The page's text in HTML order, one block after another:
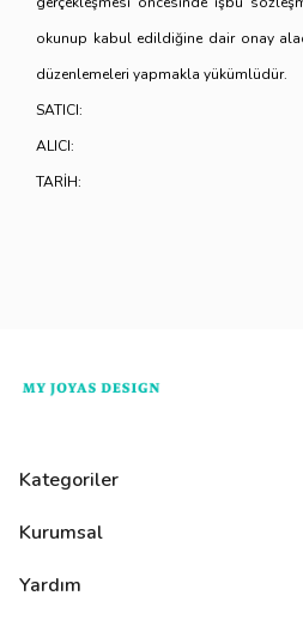
okunup kabul edildiğine dair onay
düzenlemeleri yapmakla yükümlüdür.
SATICI:
ALICI:
TARİH:
Kategoriler
Kurumsal
Yardım